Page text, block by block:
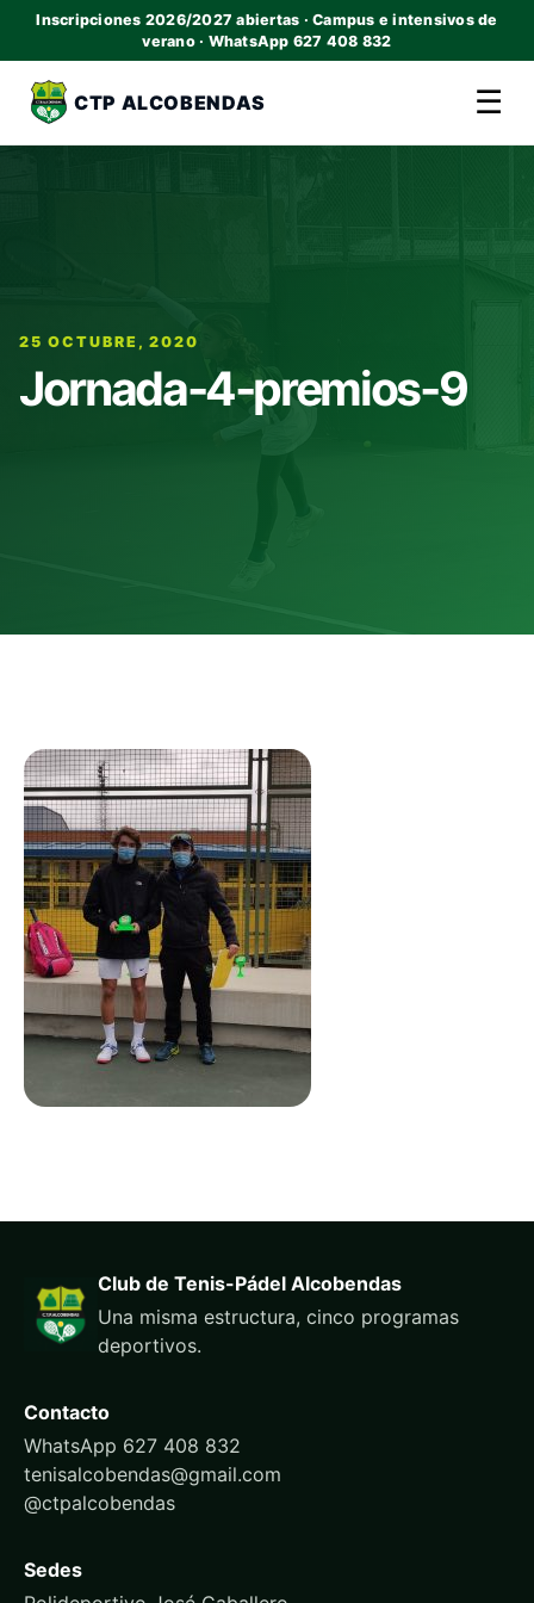
Inscripciones 2026/2027 abiertas · Campus e intensivos de
verano · WhatsApp 627 408 832
CTP ALCOBENDAS ☰
25 OCTUBRE, 2020
Jornada-4-premios-9
Club de Tenis-Pádel Alcobendas
Una misma estructura, cinco programas
deportivos.
Contacto
WhatsApp 627 408 832
tenisalcobendas@gmail.com
@ctpalcobendas
Sedes